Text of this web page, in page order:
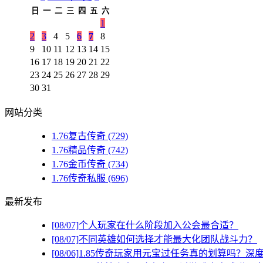
日 一 二 三 四 五 六
1
2
3 4 5 6 7
8
9
10 11 12 13 14 15
16 17 18 19 20 21 22
23 24 25 26 27 28 29
30 31
网站分类
1.76复古传奇 (729)
1.76精品传奇 (742)
1.76金币传奇 (734)
1.76传奇私服 (696)
最新发布
[08/07]个人玩家在什么阶段加入公会最合适？
[08/07]不同英雄如何选择才能最大化团队战斗力？
[08/06]1.85传奇玩家用元宝过任务真的划算吗？深